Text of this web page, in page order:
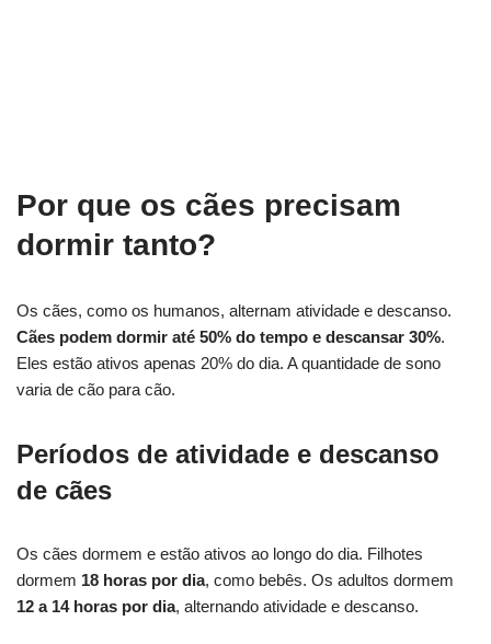
Por que os cães precisam
dormir tanto?
Os cães, como os humanos, alternam atividade e descanso.
Cães podem dormir até 50% do tempo e descansar 30%.
Eles estão ativos apenas 20% do dia. A quantidade de sono
varia de cão para cão.
Períodos de atividade e descanso
de cães
Os cães dormem e estão ativos ao longo do dia. Filhotes
dormem 18 horas por dia, como bebês. Os adultos dormem
12 a 14 horas por dia, alternando atividade e descanso.